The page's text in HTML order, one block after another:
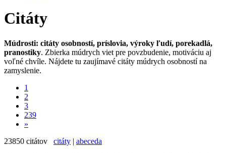
Citáty
Múdrosti: citáty osobností, príslovia, výroky ľudí, porekadlá,
pranostiky. Zbierka múdrych viet pre povzbudenie, motiváciu aj
voľné chvíle. Nájdete tu zaujímavé citáty múdrych osobností na
zamyslenie.
1
2
3
239
»
23850 citátov citáty | abeceda